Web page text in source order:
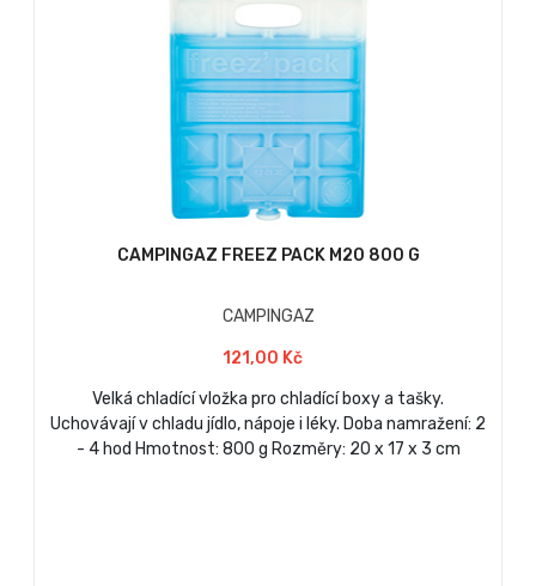
CAMPINGAZ FREEZ PACK M20 800 G
CAMPINGAZ
121,00 Kč
Velká chladící vložka pro chladící boxy a tašky.
Uchovávají v chladu jídlo, nápoje i léky. Doba namražení: 2
- 4 hod Hmotnost: 800 g Rozměry: 20 x 17 x 3 cm